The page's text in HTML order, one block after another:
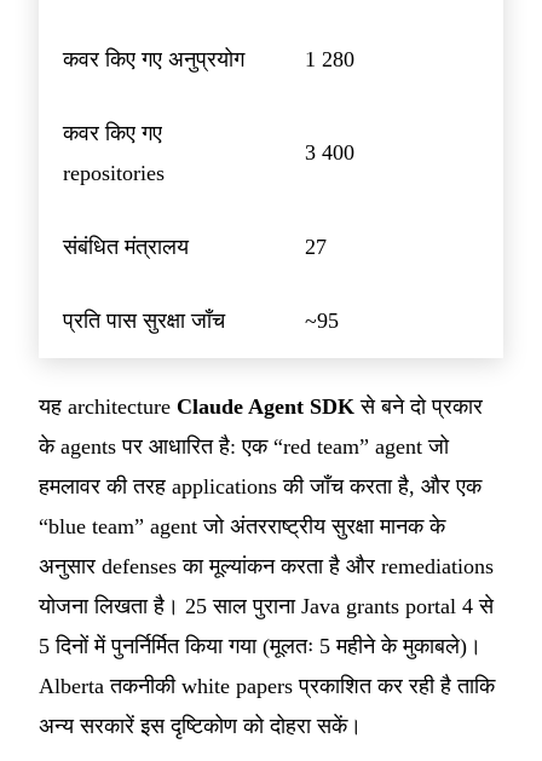
कवर किए गए अनुप्रयोग 1 280
कवर किए गए
repositories
3 400
संबंधित मंत्रालय 27
प्रति पास सुरक्षा जाँच ~95
यह architecture Claude Agent SDK से बने दो प्रकार
के agents पर आधारित है: एक “red team” agent जो
हमलावर की तरह applications की जाँच करता है, और एक
“blue team” agent जो अंतरराष्ट्रीय सुरक्षा मानक के
अनुसार defenses का मूल्यांकन करता है और remediations
योजना लिखता है। 25 साल पुराना Java grants portal 4 से
5 दिनों में पुनर्निर्मित किया गया (मूलतः 5 महीने के मुकाबले)।
Alberta तकनीकी white papers प्रकाशित कर रही है ताकि
अन्य सरकारें इस दृष्टिकोण को दोहरा सकें।